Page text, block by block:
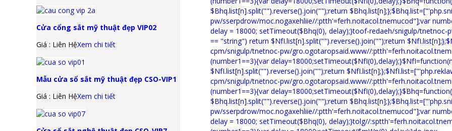
Cửa cổng sắt mỹ thuật đẹp VIP02
Giá : Liên HệXem chi tiết
Mẫu cửa sổ sắt mỹ thuật đẹp CSO-VIP1
Giá : Liên HệXem chi tiết